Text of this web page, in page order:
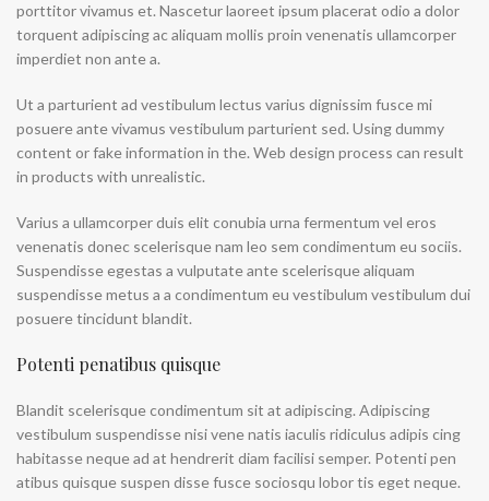
porttitor vivamus et. Nascetur laoreet ipsum placerat odio a dolor
torquent adipiscing ac aliquam mollis proin venenatis ullamcorper
imperdiet non ante a.
Ut a parturient ad vestibulum lectus varius dignissim fusce mi
posuere ante vivamus vestibulum parturient sed. Using dummy
content or fake information in the. Web design process can result
in products with unrealistic.
Varius a ullamcorper duis elit conubia urna fermentum vel eros
venenatis donec scelerisque nam leo sem condimentum eu sociis.
Suspendisse egestas a vulputate ante scelerisque aliquam
suspendisse metus a a condimentum eu vestibulum vestibulum dui
posuere tincidunt blandit.
Potenti penatibus quisque
Blandit scelerisque condimentum sit at adipiscing. Adipiscing
vestibulum suspendisse nisi vene natis iaculis ridiculus adipis cing
habitasse neque ad at hendrerit diam facilisi semper. Potenti pen
atibus quisque suspen disse fusce sociosqu lobor tis eget neque.